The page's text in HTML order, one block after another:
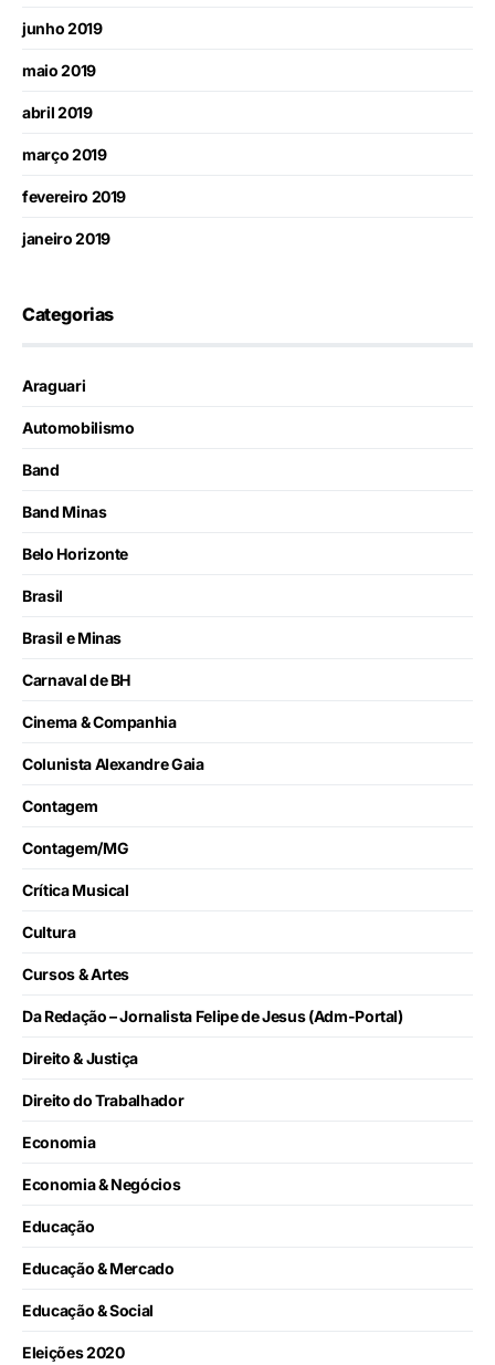
junho 2019
maio 2019
abril 2019
março 2019
fevereiro 2019
janeiro 2019
Categorias
Araguari
Automobilismo
Band
Band Minas
Belo Horizonte
Brasil
Brasil e Minas
Carnaval de BH
Cinema & Companhia
Colunista Alexandre Gaia
Contagem
Contagem/MG
Crítica Musical
Cultura
Cursos & Artes
Da Redação – Jornalista Felipe de Jesus (Adm-Portal)
Direito & Justiça
Direito do Trabalhador
Economia
Economia & Negócios
Educação
Educação & Mercado
Educação & Social
Eleições 2020